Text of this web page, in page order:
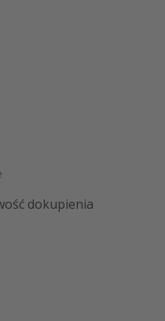
dokupienia